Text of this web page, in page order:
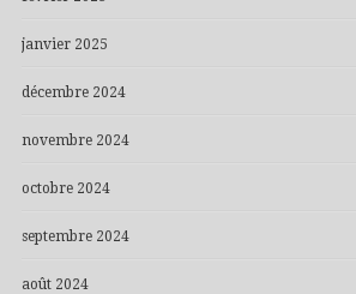
janvier 2025
décembre 2024
novembre 2024
octobre 2024
septembre 2024
août 2024